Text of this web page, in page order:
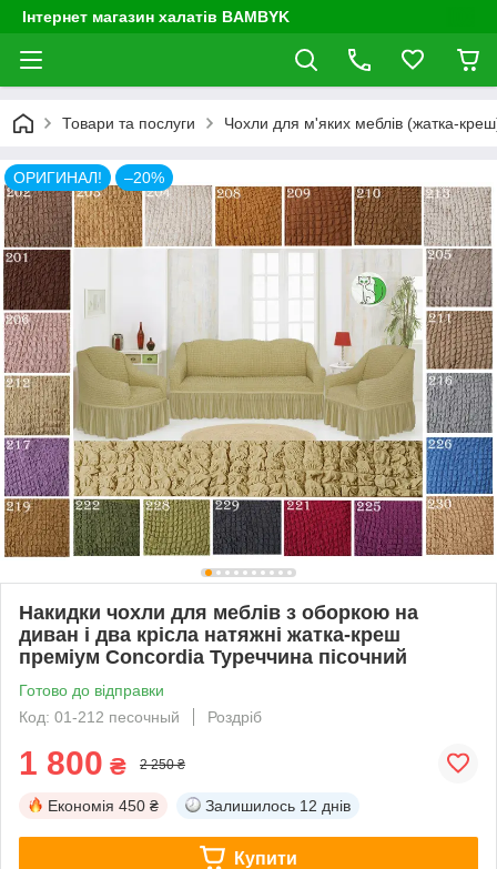
Інтернет магазин халатів BAMBYK
Товари та послуги Чохли для м'яких меблів (жатка-
ОРИГИНАЛ! –20%
Накидки чохли для меблів з оборкою на
диван і два крісла натяжні жатка-креш
преміум Concordia Туреччина пісочний
Готово до відправки
Код: 01-212 песочный
Роздріб
1 800 ₴ 2 250 ₴
Економія 450 ₴ Залишилось 12 днів
Купити